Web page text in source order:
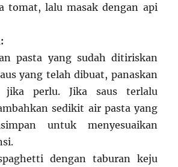
tomat, lalu masak dengan api
pasta yang sudah ditiriskan
yang telah dibuat, panaskan
jika perlu. Jika saus terlalu
sedikit air pasta yang
untuk menyesuaikan
dengan taburan keju